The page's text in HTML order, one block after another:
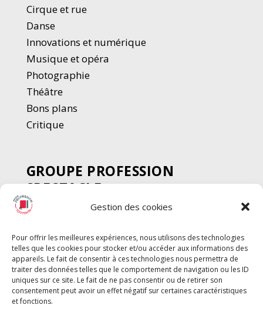
Gestion des cookies
Pour offrir les meilleures expériences, nous utilisons des technologies
telles que les cookies pour stocker et/ou accéder aux informations des
appareils. Le fait de consentir à ces technologies nous permettra de
traiter des données telles que le comportement de navigation ou les ID
uniques sur ce site. Le fait de ne pas consentir ou de retirer son
consentement peut avoir un effet négatif sur certaines caractéristiques
et fonctions.
Cirque et rue
Danse
Innovations et numérique
Musique et opéra
Photographie
Théâtre
Bons plans
Critique
GROUPE PROFESSION
SPECTACLE
Chèque Intermittents
Chèque Compta
Chèque Emploi Spectacle
G-Pods
Profession Audio-visuel